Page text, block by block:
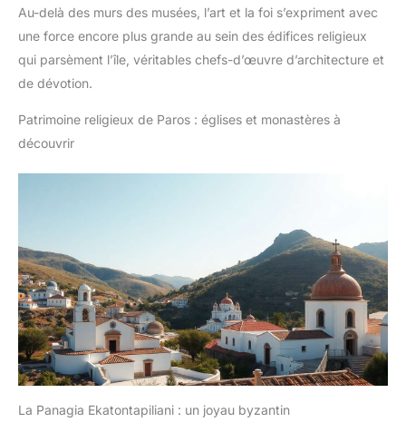
Au-delà des murs des musées, l’art et la foi s’expriment avec
une force encore plus grande au sein des édifices religieux
qui parsèment l’île, véritables chefs-d’œuvre d’architecture et
de dévotion.
Patrimoine religieux de Paros : églises et monastères à
découvrir
La Panagia Ekatontapiliani : un joyau byzantin